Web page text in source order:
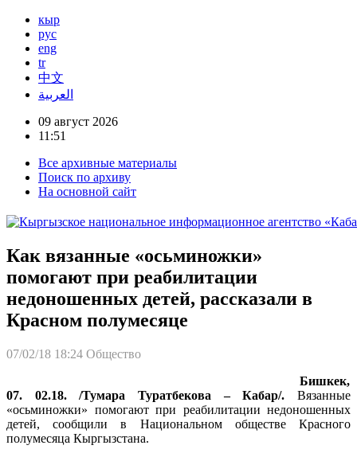
кыр
рус
eng
tr
中文
العربية
09 август 2026
11:51
Все архивные материалы
Поиск по архиву
На основной сайт
Как вязанные «осьминожки»
помогают при реабилитации
недоношенных детей, рассказали в
Красном полумесяце
07/02/18 18:24 Общество
Бишкек,
07. 02.18. /Тумара Туратбекова – Кабар/. Вязанные
«осьминожки» помогают при реабилитации недоношенных
детей, сообщили в Национальном обществе Красного
полумесяца Кыргызстана.